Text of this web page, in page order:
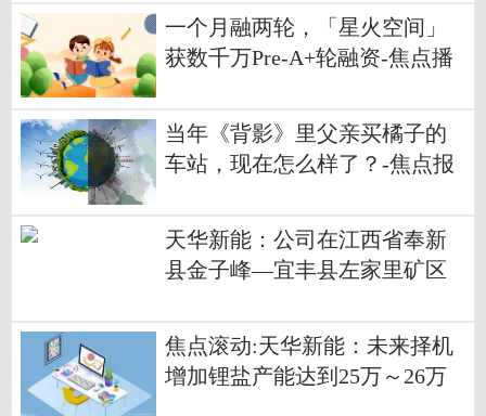
一个月融两轮，「星火空间」
获数千万Pre-A+轮融资-焦点播
当年《背影》里父亲买橘子的
车站，现在怎么样了？-焦点报
天华新能：公司在江西省奉新
县金子峰—宜丰县左家里矿区
按照最新的法律法规要求办理
今日精选
焦点滚动:天华新能：未来择机
增加锂盐产能达到25万～26万